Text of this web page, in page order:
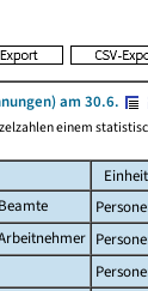
am 30.6.
einem
Einheit
Beamte